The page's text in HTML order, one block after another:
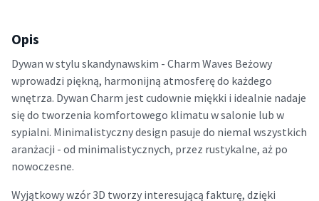
Opis
Dywan w stylu skandynawskim - Charm Waves Beżowy
wprowadzi piękną, harmonijną atmosferę do każdego
wnętrza. Dywan Charm jest cudownie miękki i idealnie nadaje
się do tworzenia komfortowego klimatu w salonie lub w
sypialni. Minimalistyczny design pasuje do niemal wszystkich
aranżacji - od minimalistycznych, przez rustykalne, aż po
nowoczesne.
Wyjątkowy wzór 3D tworzy interesującą fakturę, dzięki